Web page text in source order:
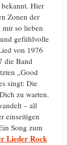
Hier
Zonen der
mir so lieben
gefühlvolle
von 1976
die Band
„Good
singt: Die
zu warten.
– all
einseitigen
Song zum
Lieder Rock